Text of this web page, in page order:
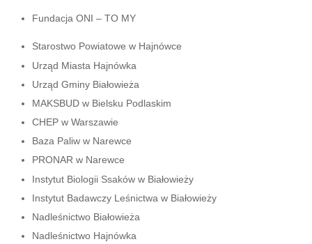
Fundacja ONI – TO MY
Starostwo Powiatowe w Hajnówce
Urząd Miasta Hajnówka
Urząd Gminy Białowieża
MAKSBUD w Bielsku Podlaskim
CHEP w Warszawie
Baza Paliw w Narewce
PRONAR w Narewce
Instytut Biologii Ssaków w Białowieży
Instytut Badawczy Leśnictwa w Białowieży
Nadleśnictwo Białowieża
Nadleśnictwo Hajnówka